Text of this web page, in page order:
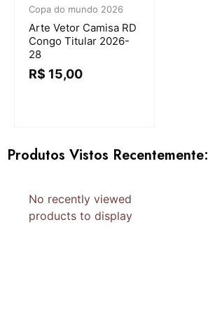
Copa do mundo 2026
Arte Vetor Camisa RD
Congo Titular 2026-
28
R$ 15,00
Produtos Vistos Recentemente:
No recently viewed
products to display